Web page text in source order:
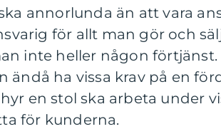
annorlunda än att vara
för allt man gör och
inte heller någon förtjänst.
ändå ha vissa krav på en
en stol ska arbeta under
för kunderna.